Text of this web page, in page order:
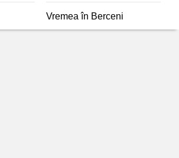
Vremea în Berceni